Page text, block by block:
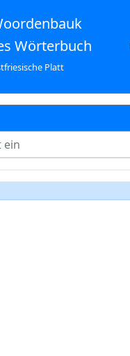
Wörterbuch
Platt